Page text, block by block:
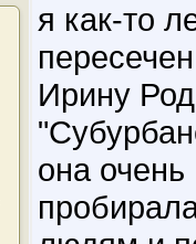
я как-то
Ирину
она